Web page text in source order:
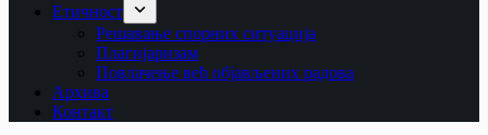
Етичност
Рeшaвaњe спорних ситуација
Плагијаризам
Повлачење већ објављених радова
Архива
Контакт